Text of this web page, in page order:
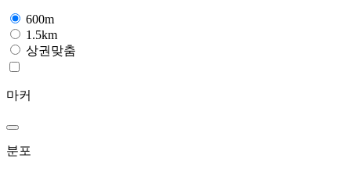
600m
1.5km
상권맞춤
마커
분포